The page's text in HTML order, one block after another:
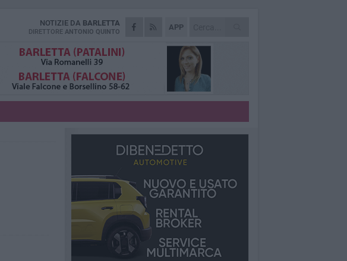
APP
NOTIZIE DA BARLETTA
DIRETTORE ANTONIO QUINTO